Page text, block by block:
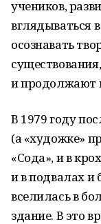
учеников,
вглядываться
осознавать
и продолжают
В 1979 году
(а «художке»
«Сода», и в
и в подвалах
вселилась в
здание. В это